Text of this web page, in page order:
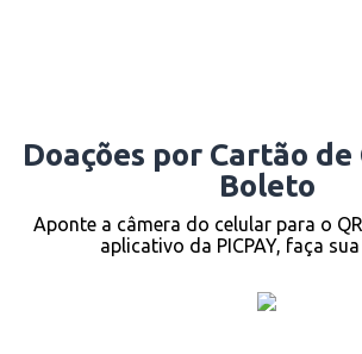
Doações por Cartão
Boleto
Aponte a câmera do celular para o
aplicativo da PICPAY, faça